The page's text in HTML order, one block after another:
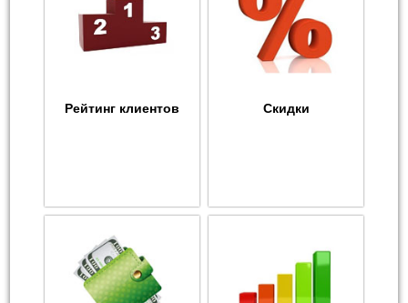
Рейтинг клиентов Скидки